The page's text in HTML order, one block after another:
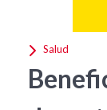
Salud